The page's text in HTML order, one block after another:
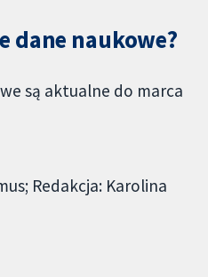
dane naukowe?
są aktualne do marca
Redakcja: Karolina